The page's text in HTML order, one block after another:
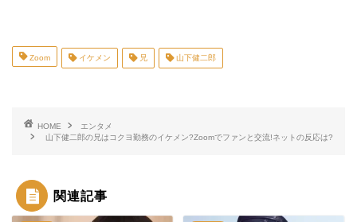
Zoom イケメン 兄 山下健二郎
HOME
エンタメ
山下健二郎の兄はコクヨ勤務のイケメン?Zoomでファンと交流!ネットの反応は?
関連記事